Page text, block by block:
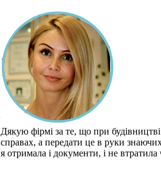
Дякую фірмі за те, що при
справах, а передати це в руки
я отримала і документи, і не